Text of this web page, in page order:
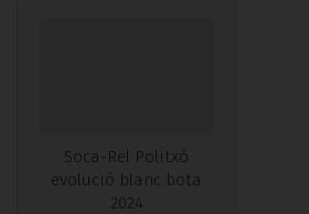
Soca-Rel Politxó
evolució blanc bota
2024